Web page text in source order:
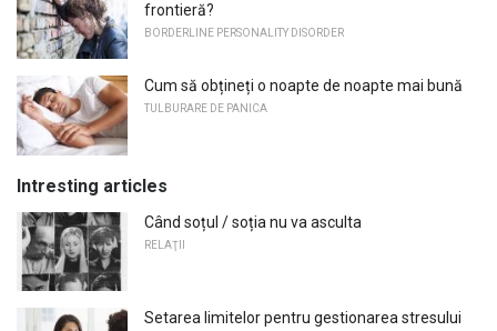
frontieră?
BORDERLINE PERSONALITY DISORDER
Cum să obțineți o noapte de noapte mai bună
TULBURARE DE PANICA
Intresting articles
Când soțul / soția nu va asculta
RELAŢII
Setarea limitelor pentru gestionarea stresului